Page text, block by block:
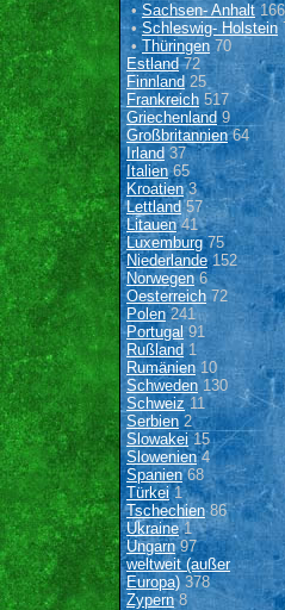
•Sachsen- Anhalt166
•Schleswig- Holstein
• Thüringen 70
Estland72
Finnland25
Frankreich 517
Griechenland 9
Großbritannien64
Irland 37
Italien65
Kroatien3
Lettland57
Litauen41
Luxemburg75
Niederlande152
Norwegen6
Oesterreich 72
Polen241
Portugal 91
Rußland1
Rumänien10
Schweden 130
Schweiz 11
Serbien 2
Slowakei 15
Slowenien4
Spanien68
Türkei1
Tschechien86
Ukraine1
Ungarn97
weltweit (außer
Europa)378
Zypern8